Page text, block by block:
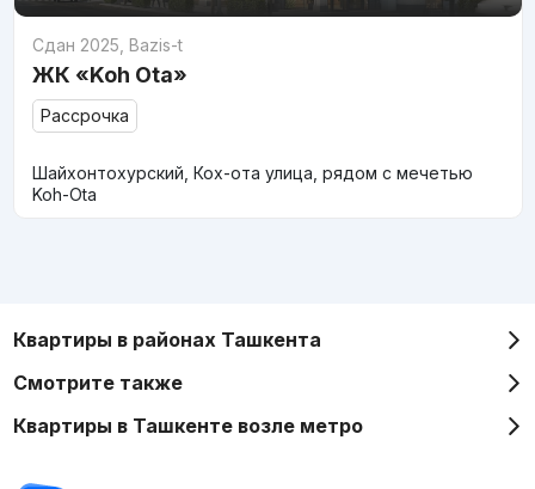
Сдан 2025 Bazis-t
ЖК «Koh Ota»
Рассрочка
Шайхонтохурский, Кох-ота улица, рядом с мечетью
Koh-Ota
Квартиры в районах Ташкента
Смотрите также
Квартиры в Ташкенте возле метро